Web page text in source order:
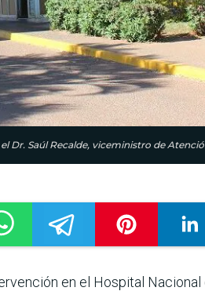
Dr. Saúl Recalde, viceministro de
en el Hospital